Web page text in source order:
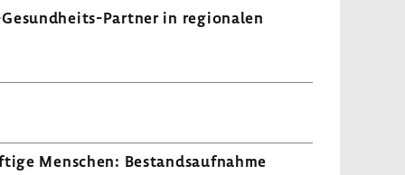
Partner in regio­nalen
Menschen: Bestands­auf­nahme